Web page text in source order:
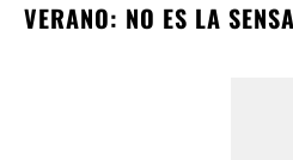
VERANO: NO ES LA